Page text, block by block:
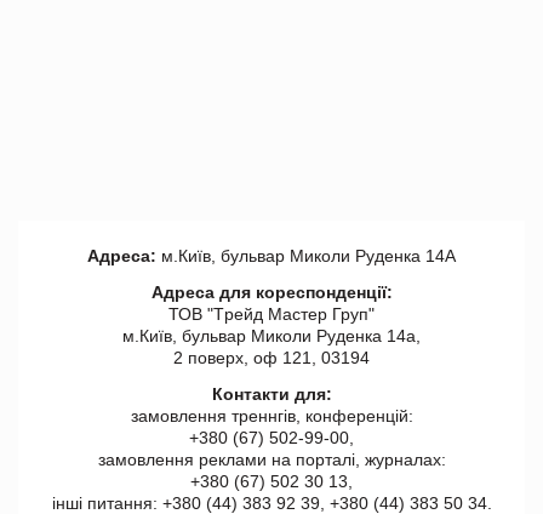
Адреса: м.Київ, бульвар Миколи Руденка 14А
Адреса для кореспонденції:
ТОВ "Tрейд Мастер Груп"
м.Київ, бульвар Миколи Руденка 14а,
2 поверх, оф 121, 03194
Контакти для:
замовлення треннгів, конференцій:
+380 (67) 502-99-00,
замовлення реклами на порталі, журналах:
+380 (67) 502 30 13,
інші питання: +380 (44) 383 92 39, +380 (44) 383 50 34.